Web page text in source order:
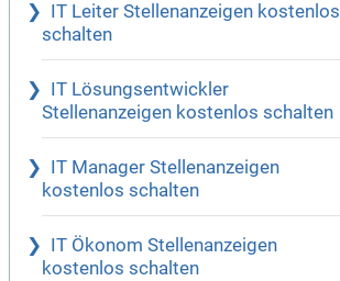
IT Leiter Stellenanzeigen kostenlos
schalten
IT Lösungsentwickler
Stellenanzeigen kostenlos schalten
IT Manager Stellenanzeigen
kostenlos schalten
IT Ökonom Stellenanzeigen
kostenlos schalten